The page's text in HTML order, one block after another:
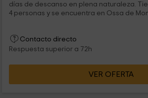
días de descanso en plena naturaleza.
4 personas y se encuentra en Ossa de
barbacoa así como de la piscina.
Contacto directo
Respuesta superior a 72h
VER OFERTA